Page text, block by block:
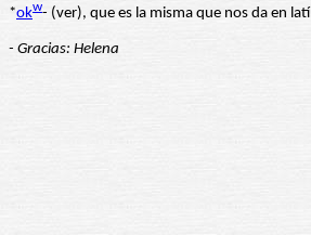
*okw- (ver), que es la misma que nos da en
- Gracias: Helena